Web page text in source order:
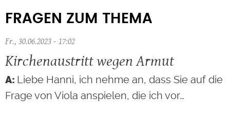
FRAGEN ZUM THEMA
Fr., 30.06.2023 - 17:02
Kirchenaustritt wegen Armut
Liebe Hanni, ich nehme an, dass Sie auf die
Frage von Viola anspielen, die ich vor…